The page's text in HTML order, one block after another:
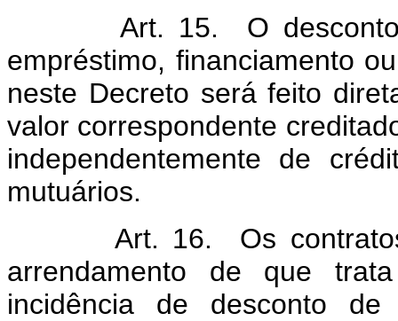
Art. 15. O desconto da
empréstimo, financiamento
neste Decreto será feito
valor correspondente
independentemente de
mutuários.
Art. 16. Os contratos
arrendamento de que
incidência de desconto